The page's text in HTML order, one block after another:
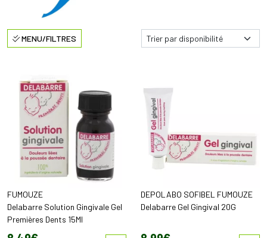
MENU/FILTRES
FUMOUZE
Delabarre Solution Gingivale Gel
Premières Dents 15Ml
DEPOLABO SOFIBEL FUMOUZE
Delabarre Gel Gingival 20G